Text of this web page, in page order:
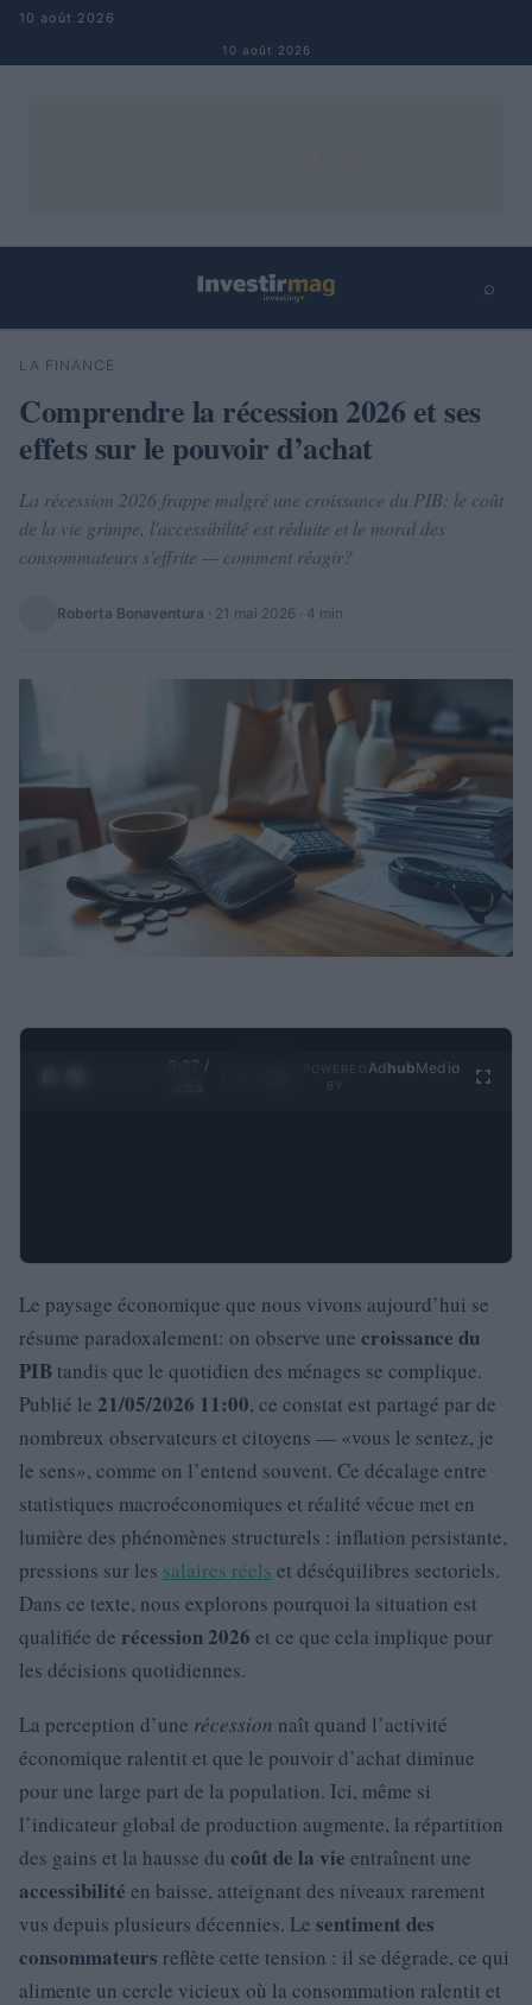
Aller au contenu
10 août 2026
10 août 2026
⌕
Rechercher
LA FINANCE
Comprendre la récession 2026 et ses
effets sur le pouvoir d’achat
La récession 2026 frappe malgré une croissance du PIB: le coût
de la vie grimpe, l'accessibilité est réduite et le moral des
consommateurs s'effrite — comment réagir?
Roberta Bonaventura · 21 mai 2026 · 4 min
0:28 /
Ad hubMedia
Le paysage économique que nous vivons aujourd’hui se
résume paradoxalement: on observe une croissance du
PIB tandis que le quotidien des ménages se complique.
Publié le 21/05/2026 11:00, ce constat est partagé par de
nombreux observateurs et citoyens — «vous le sentez, je
le sens», comme on l’entend souvent. Ce décalage entre
statistiques macroéconomiques et réalité vécue met en
lumière des phénomènes structurels : inflation persistante,
pressions sur les salaires réels et déséquilibres sectoriels.
Dans ce texte, nous explorons pourquoi la situation est
qualifiée de récession 2026 et ce que cela implique pour
les décisions quotidiennes.
La perception d’une récession naît quand l’activité
économique ralentit et que le pouvoir d’achat diminue
pour une large part de la population. Ici, même si
l’indicateur global de production augmente, la répartition
des gains et la hausse du coût de la vie entraînent une
accessibilité en baisse, atteignant des niveaux rarement
vus depuis plusieurs décennies. Le sentiment des
consommateurs reflète cette tension : il se dégrade, ce qui
alimente un cercle vicieux où la consommation ralentit et